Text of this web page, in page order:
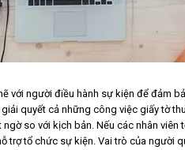
với người điều hành sự kiện để đảm
quyết cả những công việc giấy tờ
so với kịch bản. Nếu các nhân
trợ tổ chức sự kiện. Vai trò của người